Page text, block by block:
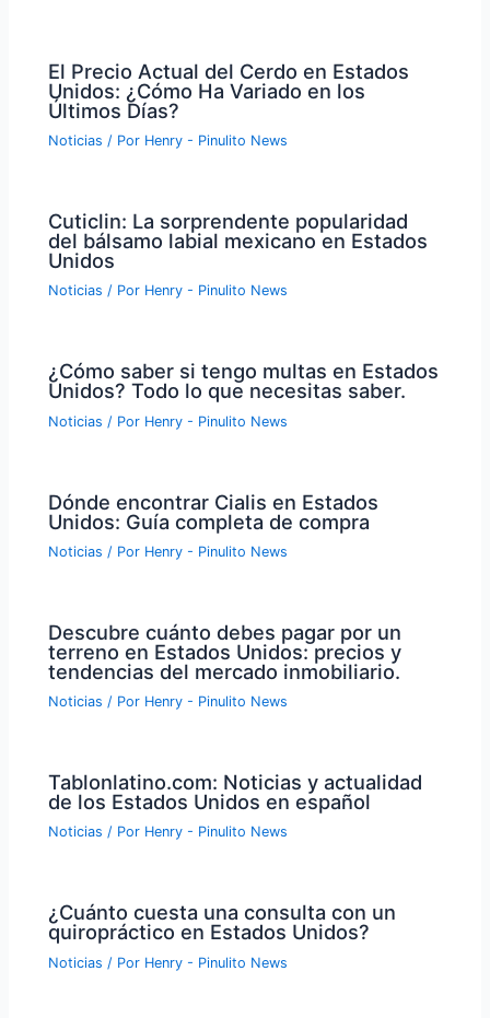
El Precio Actual del Cerdo en Estados
Unidos: ¿Cómo Ha Variado en los
Últimos Días?
Noticias / Por Henry - Pinulito News
Cuticlin: La sorprendente popularidad
del bálsamo labial mexicano en Estados
Unidos
Noticias / Por Henry - Pinulito News
¿Cómo saber si tengo multas en Estados
Unidos? Todo lo que necesitas saber.
Noticias / Por Henry - Pinulito News
Dónde encontrar Cialis en Estados
Unidos: Guía completa de compra
Noticias / Por Henry - Pinulito News
Descubre cuánto debes pagar por un
terreno en Estados Unidos: precios y
tendencias del mercado inmobiliario.
Noticias / Por Henry - Pinulito News
Tablonlatino.com: Noticias y actualidad
de los Estados Unidos en español
Noticias / Por Henry - Pinulito News
¿Cuánto cuesta una consulta con un
quiropráctico en Estados Unidos?
Noticias / Por Henry - Pinulito News